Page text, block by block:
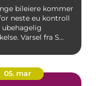
bileiere kommer
neste eu kontroll
ubehagelig
Varsel fra S...
05. mar